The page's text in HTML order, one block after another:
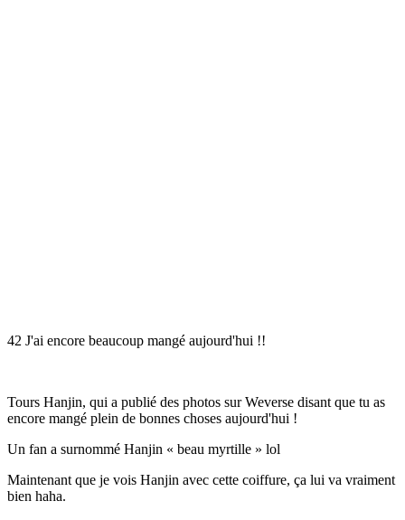
42 J'ai encore beaucoup mangé aujourd'hui !!
Tours Hanjin, qui a publié des photos sur Weverse disant que tu as
encore mangé plein de bonnes choses aujourd'hui !
Un fan a surnommé Hanjin « beau myrtille » lol
Maintenant que je vois Hanjin avec cette coiffure, ça lui va vraiment
bien haha.